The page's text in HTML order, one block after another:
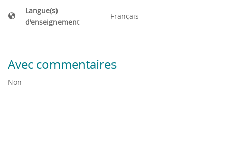
Langue(s)
d'enseignement
Français
Avec commentaires
Non